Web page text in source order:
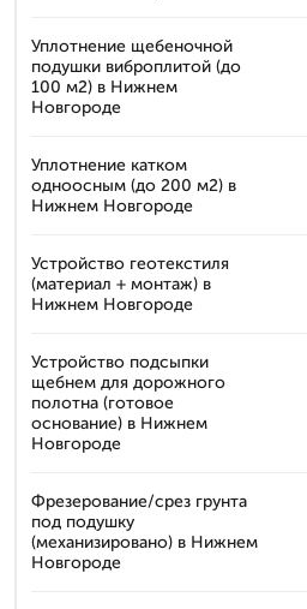
Уплотнение щебеночной
подушки виброплитой (до
100 м2) в Нижнем
Новгороде
Уплотнение катком
одноосным (до 200 м2) в
Нижнем Новгороде
Устройство геотекстиля
(материал + монтаж) в
Нижнем Новгороде
Устройство подсыпки
щебнем для дорожного
полотна (готовое
основание) в Нижнем
Новгороде
Фрезерование/срез грунта
под подушку
(механизировано) в Нижнем
Новгороде